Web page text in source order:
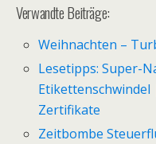
Verwandte Beiträge:
Weihnachten –
Lesetipps: Super-
Zertifikate
Zeitbombe